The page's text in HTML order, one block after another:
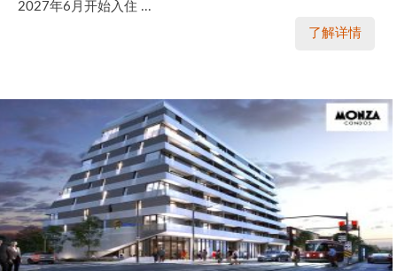
2027年6月开始入住 ...
了解详情